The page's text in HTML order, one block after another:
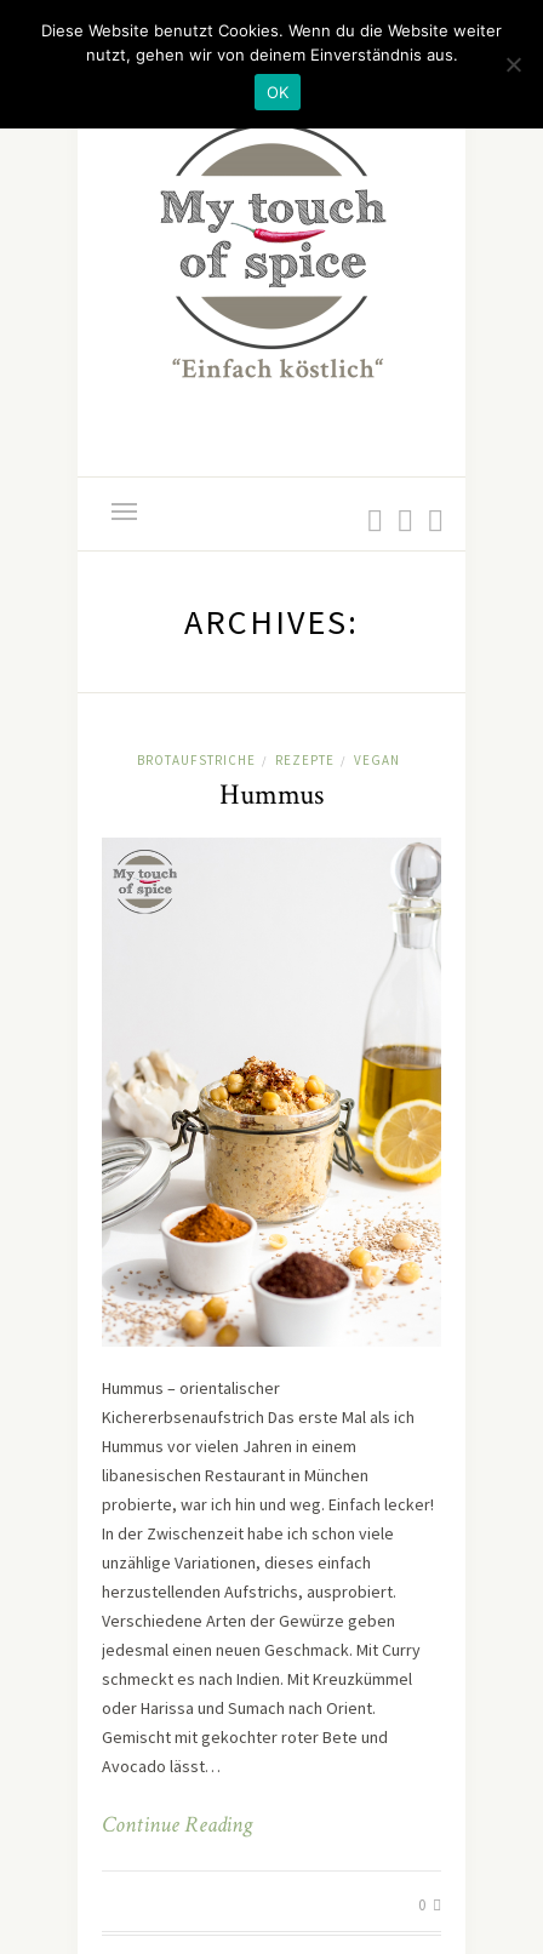
ARCHIVES:
BROTAUFSTRICHE / REZEPTE / VEGAN
Hummus
Hummus – orientalischer
Kichererbsenaufstrich Das erste Mal als ich
Hummus vor vielen Jahren in einem
libanesischen Restaurant in München
probierte, war ich hin und weg. Einfach lecker!
In der Zwischenzeit habe ich schon viele
unzählige Variationen, dieses einfach
herzustellenden Aufstrichs, ausprobiert.
Verschiedene Arten der Gewürze geben
jedesmal einen neuen Geschmack. Mit Curry
schmeckt es nach Indien. Mit Kreuzkümmel
oder Harissa und Sumach nach Orient.
Gemischt mit gekochter roter Bete und
Avocado lässt…
Continue Reading
0
Diese Website benutzt Cookies. Wenn du die Website weiter
nutzt, gehen wir von deinem Einverständnis aus.
OK